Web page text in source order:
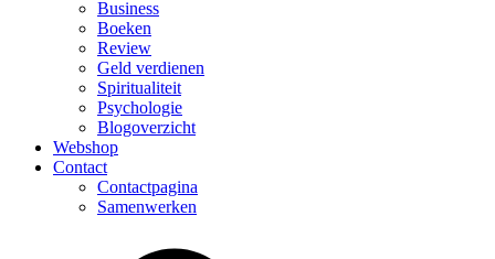
Business
Boeken
Review
Geld verdienen
Spiritualiteit
Psychologie
Blogoverzicht
Webshop
Contact
Contactpagina
Samenwerken